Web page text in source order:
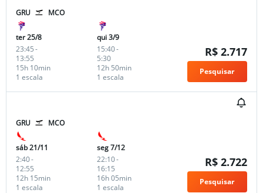
GRU MCO
ter 25/8
23:45-
13:55
1 escala
15h 10min
qui 3/9
15:40-
5:30
1 escala
12h 50min
R$ 2.717
Pesquisar
GRU MCO
sáb 21/11
2:40-
12:55
1 escala
12h 15min
seg 7/12
22:10-
16:15
1 escala
16h 05min
R$ 2.722
Pesquisar